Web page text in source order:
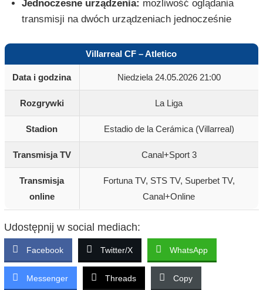
Jednoczesne urządzenia: możliwość oglądania
transmisji na dwóch urządzeniach jednocześnie
Villarreal CF – Atletico
Data i godzina Niedziela 24.05.2026 21:00
Rozgrywki La Liga
Stadion Estadio de la Cerámica (Villarreal)
Transmisja TV Canal+Sport 3
Transmisja
online
Fortuna TV, STS TV, Superbet TV,
Canal+Online
Udostępnij w social mediach:
Facebook Twitter/X WhatsApp
Messenger Threads Copy